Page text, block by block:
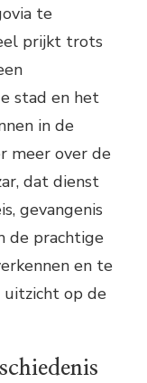
te
prijkt trots
stad en het
in de
meer over de
dat dienst
gevangenis
de prachtige
en te
uitzicht op de